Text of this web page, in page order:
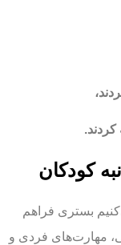
کردند.
کودکان
بستری فراهم
مهارت‌های فردی و